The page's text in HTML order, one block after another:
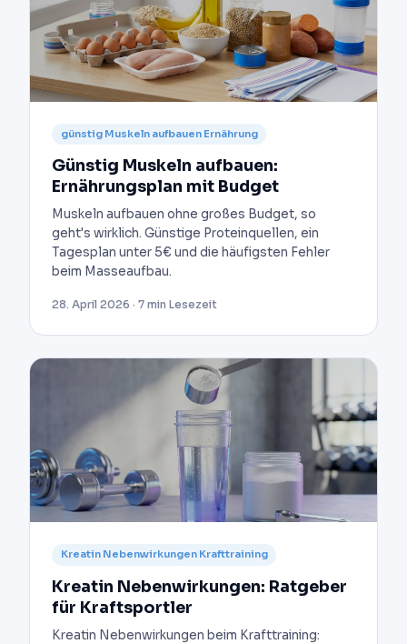
günstig Muskeln aufbauen Ernährung
Günstig Muskeln aufbauen:
Ernährungsplan mit Budget
Muskeln aufbauen ohne großes Budget, so
geht's wirklich. Günstige Proteinquellen, ein
Tagesplan unter 5€ und die häufigsten Fehler
beim Masseaufbau.
28. April 2026 · 7 min Lesezeit
Kreatin Nebenwirkungen Krafttraining
Kreatin Nebenwirkungen: Ratgeber
für Kraftsportler
Kreatin Nebenwirkungen beim Krafttraining: